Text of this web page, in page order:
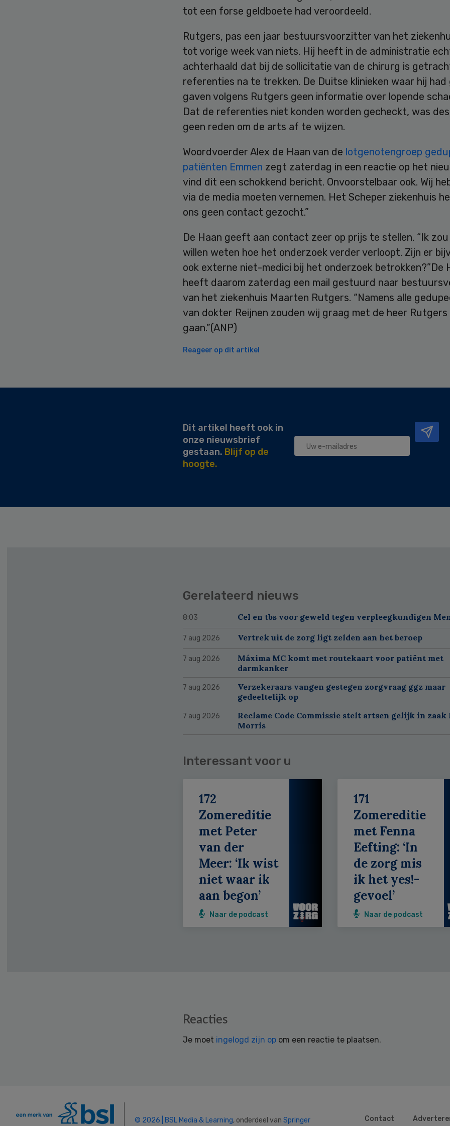
tot een forse geldboete had veroordeeld.
Rutgers, pas een jaar bestuursvoorzitter van het
tot vorige week van niets. Hij heeft in de administratie
achterhaald dat bij de sollicitatie van de chirurg is
referenties na te trekken. De Duitse klinieken waar hij
gaven volgens Rutgers geen informatie over lopende
Dat de referenties niet konden worden gecheckt, was
geen reden om de arts af te wijzen.
Woordvoerder Alex de Haan van de lotgenotengroep
patiënten Emmen zegt zaterdag in een reactie op het
vind dit een schokkend bericht. Onvoorstelbaar ook. Wij
via de media moeten vernemen. Het Scheper ziekenhuis
ons geen contact gezocht.”
De Haan geeft aan contact zeer op prijs te stellen. “Ik
willen weten hoe het onderzoek verder verloopt. Zijn er
ook externe niet-medici bij het onderzoek betrokken?”De
heeft daarom zaterdag een mail gestuurd naar
van het ziekenhuis Maarten Rutgers. “Namens alle
van dokter Reijnen zouden wij graag met de heer
gaan.”(ANP)
Reageer op dit artikel
Dit artikel heeft ook in
onze nieuwsbrief
gestaan. Blijf op de
hoogte.
Gerelateerd nieuws
8:03 Cel en tbs voor geweld tegen verpleegkundigen
7 aug 2026 Vertrek uit de zorg ligt zelden aan het beroep
7 aug 2026
Máxima MC komt met routekaart voor patiënt met
darmkanker
7 aug 2026
Verzekeraars vangen gestegen zorgvraag ggz maar
gedeeltelijk op
7 aug 2026
Reclame Code Commissie stelt artsen gelijk in
Morris
Interessant voor u
172
Zomereditie
met Peter
van der
Meer: ‘Ik wist
niet waar ik
aan begon’
Naar de podcast
171
Zomereditie
met Fenna
Eefting: ‘In
de zorg mis
ik het yes!-
gevoel’
Naar de podcast
Reacties
Je moet ingelogd zijn op om een reactie te plaatsen.
© 2026 | BSL Media & Learning, onderdeel van Springer
Contact